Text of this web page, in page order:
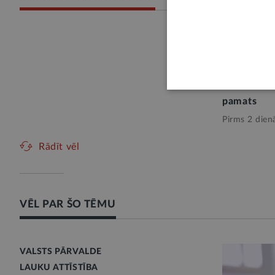
pamats
Pirms 2
Rādīt vēl
VĒL PAR ŠO TĒMU
VALSTS PĀRVALDE
LAUKU ATTĪSTĪBA